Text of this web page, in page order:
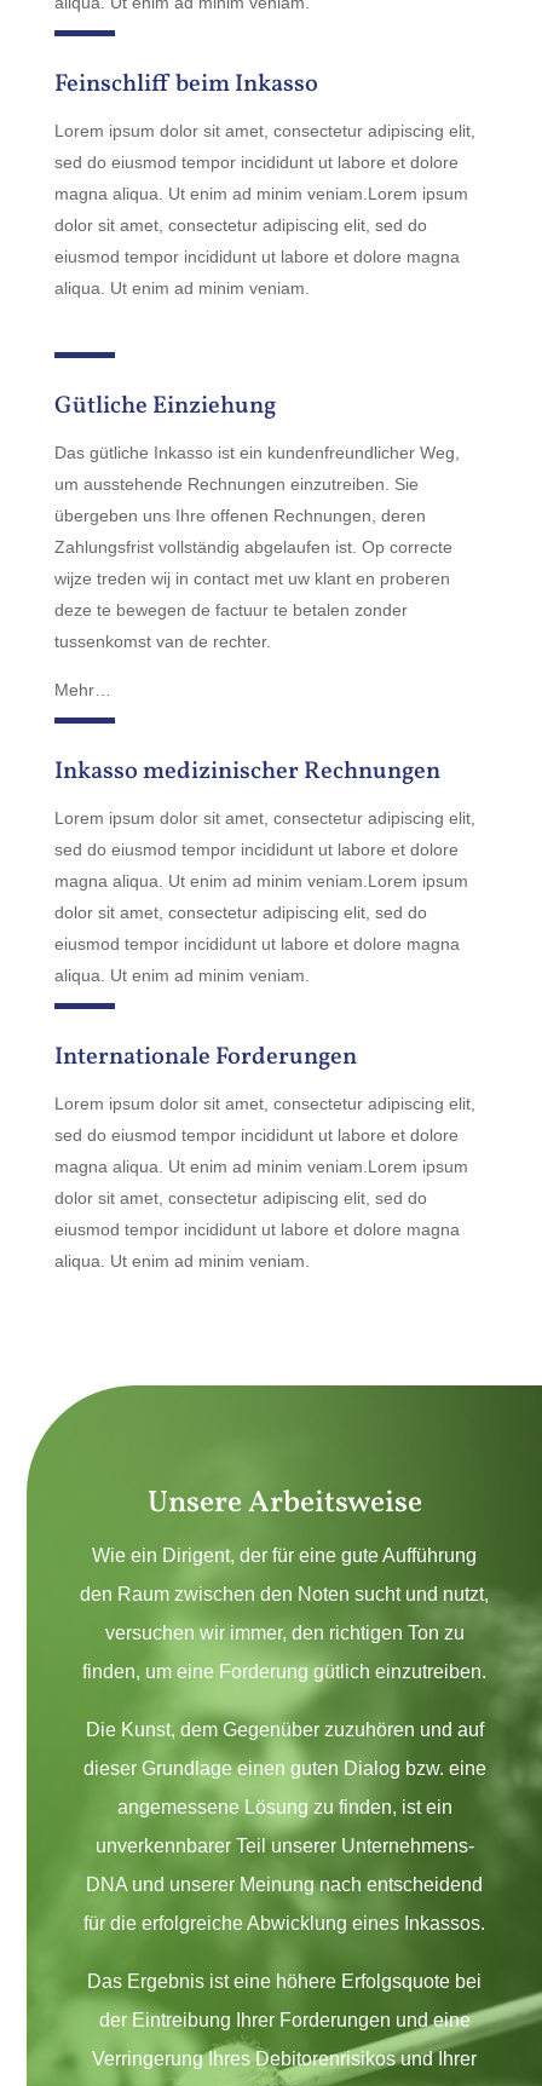
Feinschliff beim Inkasso
Lorem ipsum dolor sit amet, consectetur adipiscing elit,
sed do eiusmod tempor incididunt ut labore et dolore
magna aliqua. Ut enim ad minim veniam.Lorem ipsum
dolor sit amet, consectetur adipiscing elit, sed do
eiusmod tempor incididunt ut labore et dolore magna
aliqua. Ut enim ad minim veniam.
Gütliche Einziehung
Das gütliche Inkasso ist ein kundenfreundlicher Weg,
um ausstehende Rechnungen einzutreiben. Sie
übergeben uns Ihre offenen Rechnungen, deren
Zahlungsfrist vollständig abgelaufen ist. Op correcte
wijze treden wij in contact met uw klant en proberen
deze te bewegen de factuur te betalen zonder
tussenkomst van de rechter.
Mehr…
Inkasso medizinischer Rechnungen
Lorem ipsum dolor sit amet, consectetur adipiscing elit,
sed do eiusmod tempor incididunt ut labore et dolore
magna aliqua. Ut enim ad minim veniam.Lorem ipsum
dolor sit amet, consectetur adipiscing elit, sed do
eiusmod tempor incididunt ut labore et dolore magna
aliqua. Ut enim ad minim veniam.
Internationale Forderungen
Lorem ipsum dolor sit amet, consectetur adipiscing elit,
sed do eiusmod tempor incididunt ut labore et dolore
magna aliqua. Ut enim ad minim veniam.Lorem ipsum
dolor sit amet, consectetur adipiscing elit, sed do
eiusmod tempor incididunt ut labore et dolore magna
aliqua. Ut enim ad minim veniam.
Unsere Arbeitsweise
Wie ein Dirigent, der für eine gute Aufführung
den Raum zwischen den Noten sucht und nutzt,
versuchen wir immer, den richtigen Ton zu
finden, um eine Forderung gütlich einzutreiben.
Die Kunst, dem Gegenüber zuzuhören und auf
dieser Grundlage einen guten Dialog bzw. eine
angemessene Lösung zu finden, ist ein
unverkennbarer Teil unserer Unternehmens-
DNA und unserer Meinung nach entscheidend
für die erfolgreiche Abwicklung eines Inkassos.
Das Ergebnis ist eine höhere Erfolgsquote bei
der Eintreibung Ihrer Forderungen und eine
Verringerung Ihres Debitorenrisikos und Ihrer